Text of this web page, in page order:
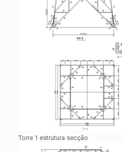
Torre 1 estrutura secção